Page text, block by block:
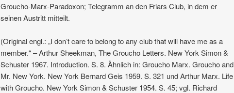
Groucho-Marx-Paradoxon; Telegramm an den Friars Club, in dem er
seinen Austritt mitteilt.
(Original engl.: „I don’t care to belong to any club that will have me as a
member.“ – Arthur Sheekman, The Groucho Letters. New York Simon &
Schuster 1967. Introduction. S. 8. Ähnlich in: Groucho Marx. Groucho and
Mr. New York. New York Bernard Geis 1959. S. 321 und Arthur Marx. Life
with Groucho. New York Simon & Schuster 1954. S. 45; vgl. Richard